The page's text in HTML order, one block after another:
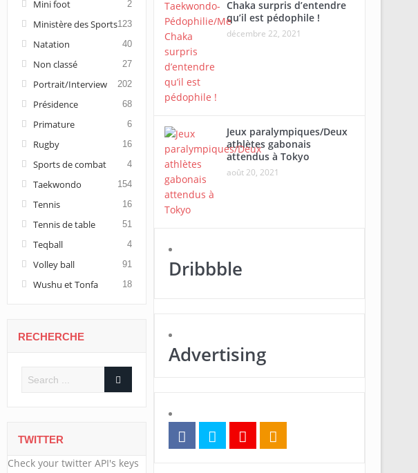
Mini foot 2
Ministère des Sports123
Natation 40
Non classé 27
Portrait/Interview 202
Présidence 68
Primature 6
Rugby 16
Sports de combat 4
Taekwondo 154
Tennis 16
Tennis de table 51
Teqball 4
Volley ball 91
Wushu et Tonfa 18
RECHERCHE
TWITTER
Check your twitter API's keys
Chaka surpris d’entendre
qu’il est pédophile !
décembre 22, 2021
Jeux paralympiques/Deux
athlètes gabonais
attendus à Tokyo
août 20, 2021
Dribbble
Advertising